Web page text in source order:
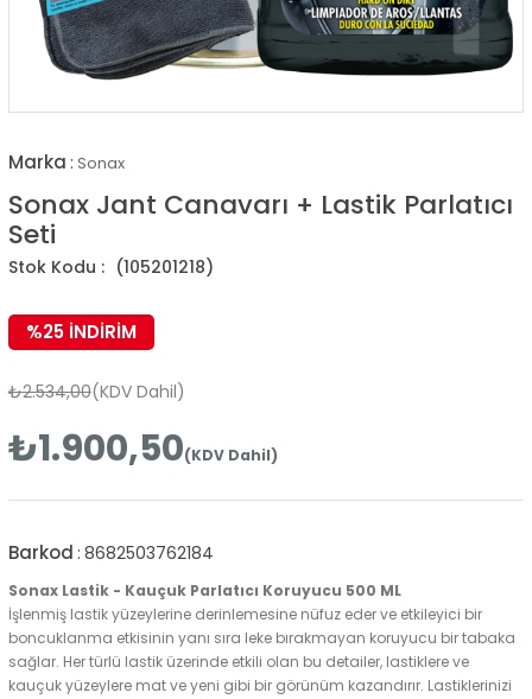
Marka : Sonax
Sonax Jant Canavarı + Lastik Parlatıcı
Seti
(105201218)
%25İNDIRIM
₺2.534,00(KDV Dahil)
₺1.900,50(KDV Dahil)
Barkod : 8682503762184
Sonax Lastik - Kauçuk Parlatıcı Koruyucu 500 ML
İşlenmiş lastik yüzeylerine derinlemesine nüfuz eder ve etkileyici bir
boncuklanma etkisinin yanı sıra leke bırakmayan koruyucu bir tabaka
sağlar. Her türlü lastik üzerinde etkili olan bu detailer, lastiklere ve
kauçuk yüzeylere mat ve yeni gibi bir görünüm kazandırır. Lastiklerinizi